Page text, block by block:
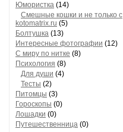
Юмористка (14)
Смешные кошки и не только с
kotomatrix.ru (5)
Болтушка (13)
Интересные фотографии (12)
С миру по нитке (8)
Психология (8)
Для души (4)
Тесты (2)
Питомцы (3)
Гороскопы (0)
Лошадки (0)
Путешественница (0)